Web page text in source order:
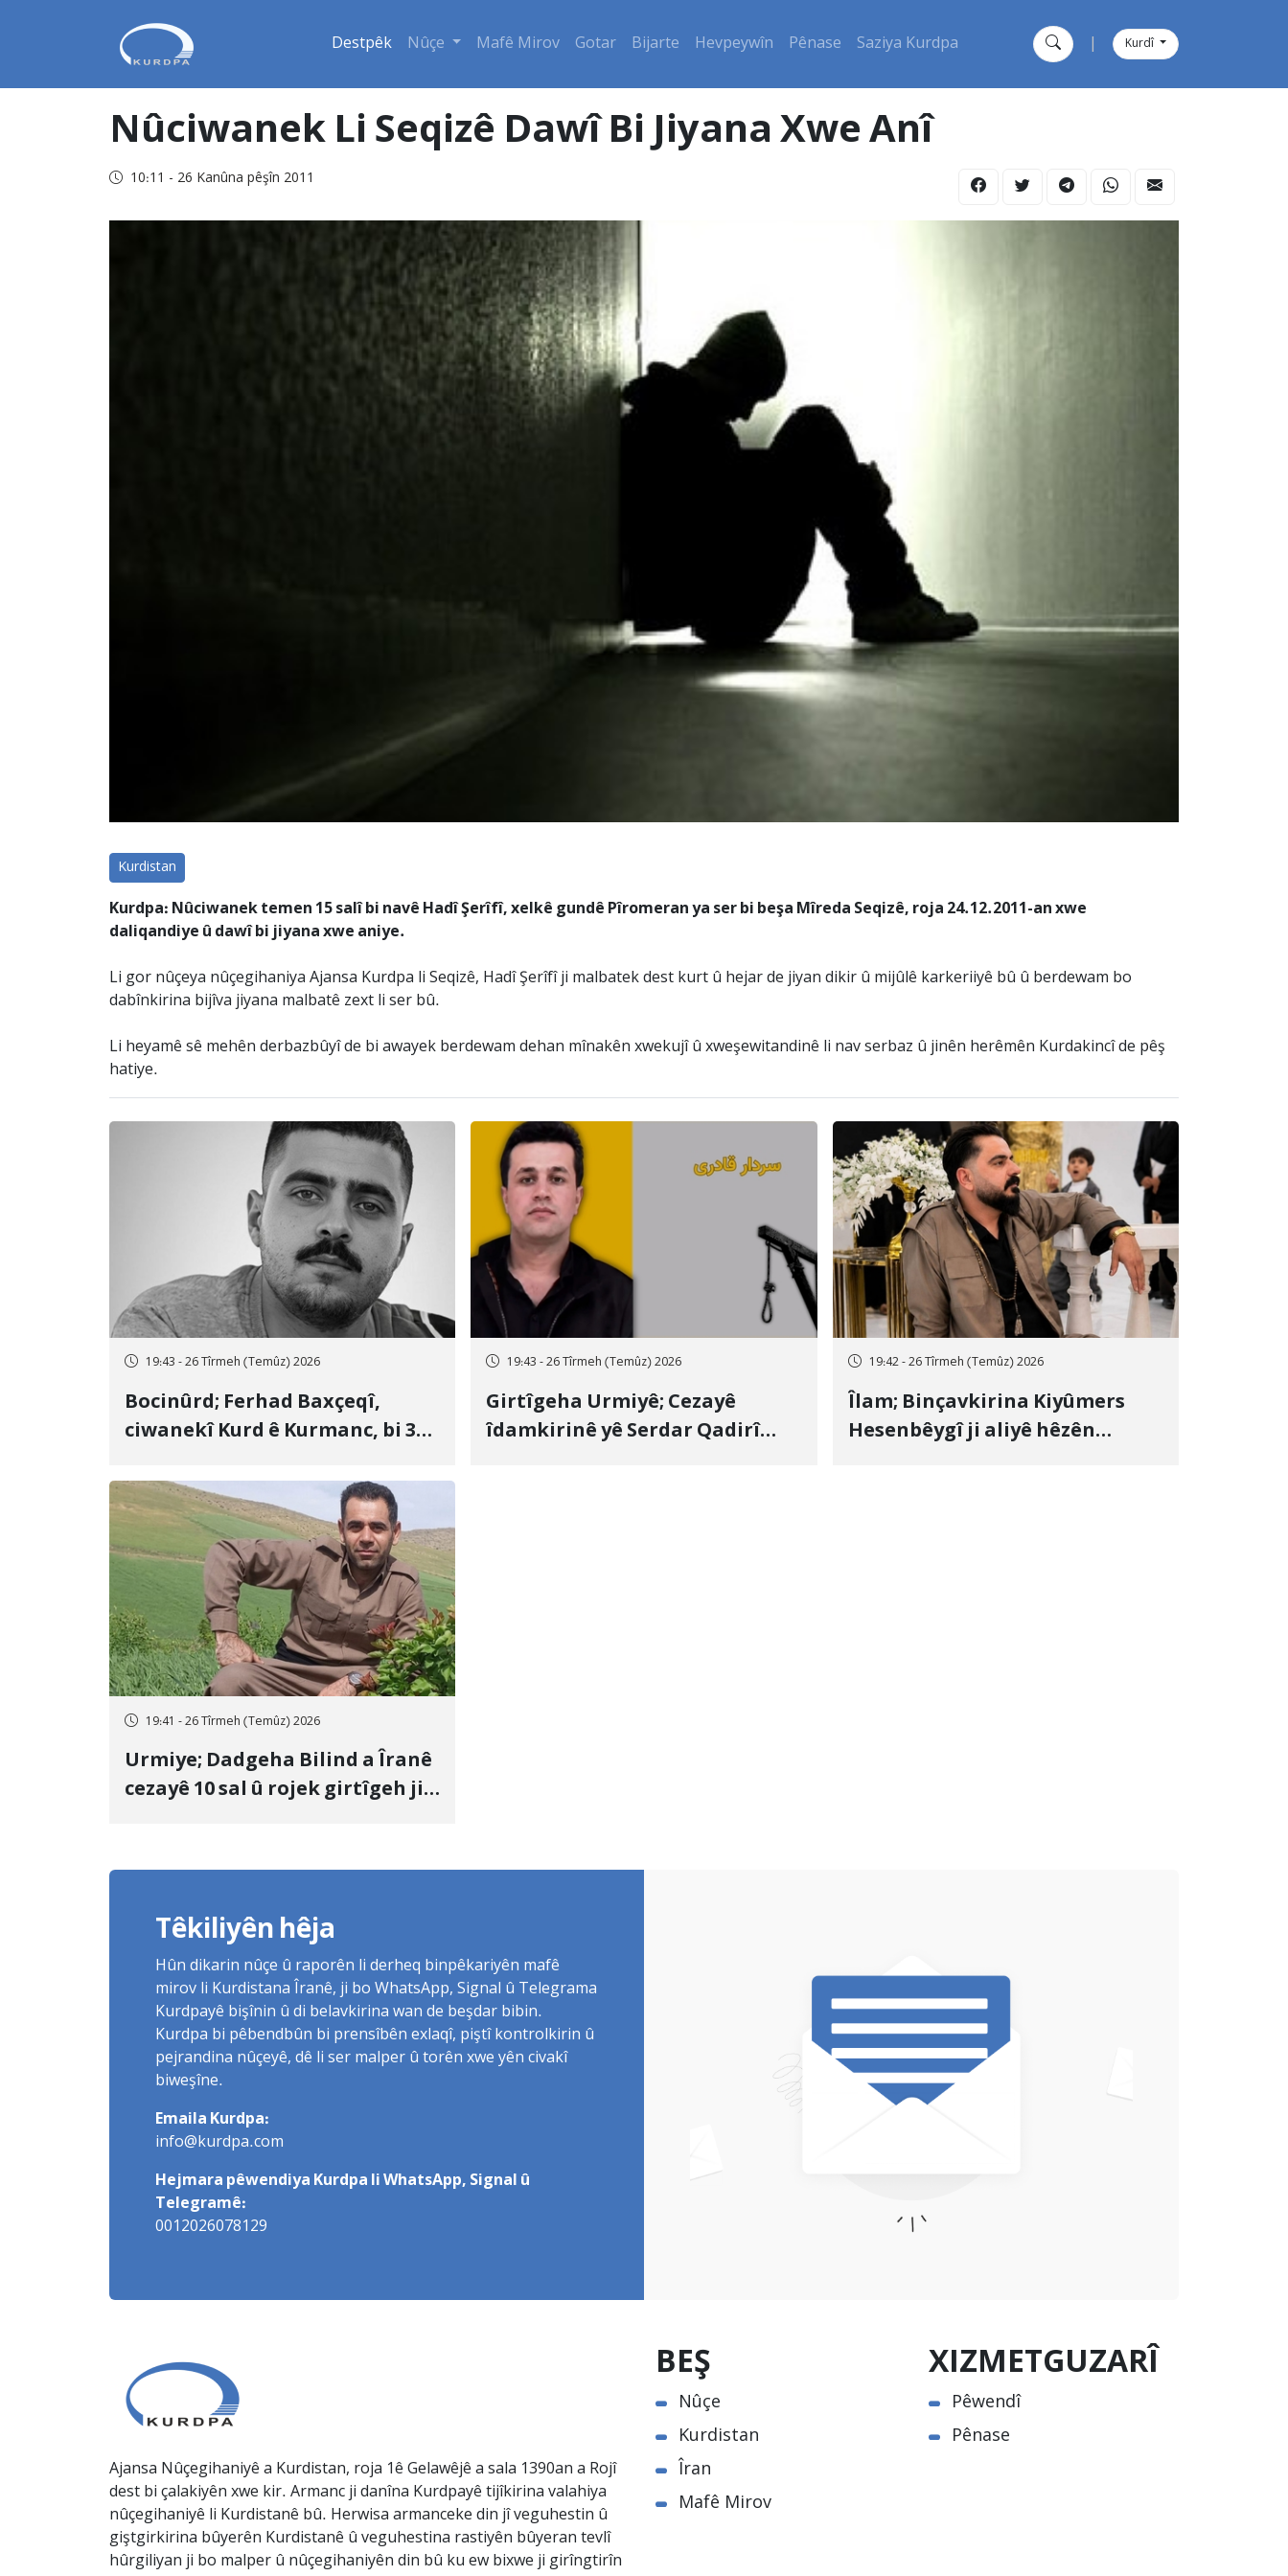
Destpêk Nûçe Mafê Mirov Gotar Bijarte Hevpeywîn Pênase Saziya Kurdpa Kurdî
Nûciwanek Li Seqizê Dawî Bi Jiyana Xwe Anî
10:11 - 26 Kanûna pêşîn 2011
Kurdistan
Kurdpa: Nûciwanek temen 15 salî bi navê Hadî Şerîfî, xelkê gundê Pîromeran ya ser bi beşa Mîreda Seqizê, roja 24.12.2011-an xwe
daliqandiye û dawî bi jiyana xwe aniye.
Li gor nûçeya nûçegihaniya Ajansa Kurdpa li Seqizê, Hadî Şerîfî ji malbatek dest kurt û hejar de jiyan dikir û mijûlê karkeriiyê bû û berdewam bo
dabînkirina bijîva jiyana malbatê zext li ser bû.
Li heyamê sê mehên derbazbûyî de bi awayek berdewam dehan mînakên xwekujî û xweşewitandinê li nav serbaz û jinên herêmên Kurdakincî de pêş
hatiye.
19:43 - 26 Tîrmeh (Temûz) 2026
Bocinûrd; Ferhad Baxçeqî,
ciwanekî Kurd ê Kurmanc, bi 3
cezakirin
19:43 - 26 Tîrmeh (Temûz) 2026
Girtîgeha Urmiyê; Cezayê
îdamkirinê yê Serdar Qadirî
19:42 - 26 Tîrmeh (Temûz) 2026
Îlam; Binçavkirina Kiyûmers
Hesenbêygî ji aliyê hêzên
19:41 - 26 Tîrmeh (Temûz) 2026
Urmiye; Dadgeha Bilind a Îranê
cezayê 10 sal û rojek girtîgeh ji
Têkiliyên hêja
Hûn dikarin nûçe û raporên li derheq binpêkariyên mafê
mirov li Kurdistana Îranê, ji bo WhatsApp, Signal û Telegrama
Kurdpayê bişînin û di belavkirina wan de beşdar bibin.
Kurdpa bi pêbendbûn bi prensîbên exlaqî, piştî kontrolkirin û
pejrandina nûçeyê, dê li ser malper û torên xwe yên civakî
biweşîne.
Emaila Kurdpa:
info@kurdpa.com
Hejmara pêwendiya Kurdpa li WhatsApp, Signal û
Telegramê:
0012026078129
Ajansa Nûçegihaniyê a Kurdistan, roja 1ê Gelawêjê a sala 1390an a Rojî
dest bi çalakiyên xwe kir. Armanc ji danîna Kurdpayê tijîkirina valahiya
nûçegihaniyê li Kurdistanê bû. Herwisa armanceke din jî veguhestin û
giştgirkirina bûyerên Kurdistanê û veguhestina rastiyên bûyeran tevlî
hûrgiliyan ji bo malper û nûçegihaniyên din bû ku ew bixwe ji girîngtirîn
BEŞ
Nûçe
Kurdistan
Îran
Mafê Mirov
XIZMETGUZARÎ
Pêwendî
Pênase